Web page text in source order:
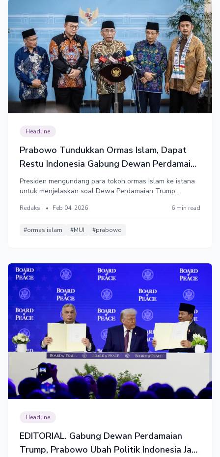
Headline
Prabowo Tundukkan Ormas Islam, Dapat
Restu Indonesia Gabung Dewan Perdamaian
Trump
Presiden mengundang para tokoh ormas Islam ke istana
untuk menjelaskan soal Dewa Perdamaian Trump.
Redaksi • Feb 04, 2026 6 min read
#ormas islam #MUI #prabowo
Headline
EDITORIAL. Gabung Dewan Perdamaian
Trump, Prabowo Ubah Politik Indonesia Jadi